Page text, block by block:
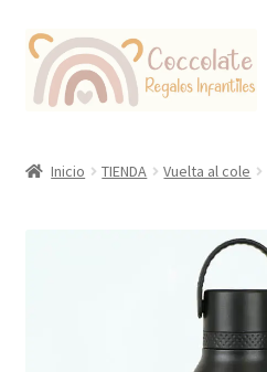
Ir
la
Ir
contenido
Inicio TIENDA Vuelta al cole